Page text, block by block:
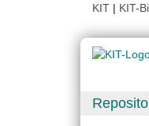
KIT | KIT-